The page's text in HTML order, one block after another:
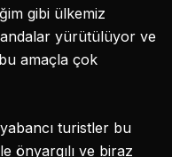
gibi ülkemiz
yürütülüyor ve
amaçla çok
turistler bu
önyargılı ve biraz